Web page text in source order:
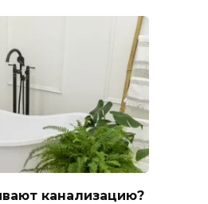
канализацию?